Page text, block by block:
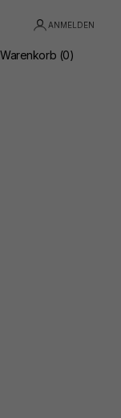
ANMELDEN
Warenkorb (0)